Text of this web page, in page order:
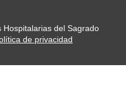
del Sagrado
de privacidad